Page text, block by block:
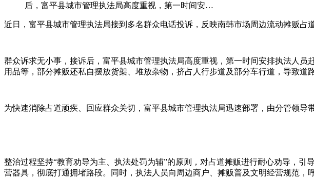
后，富平县城市管理执法局高度重视，第一时间安…
近日，富平县城市管理执法局接到多名群众电话投诉，反映南韩市场周边流动摊贩占
群众诉求无小事，接诉后，富平县城市管理执法局高度重视，第一时间安排执法人
用品等，部分摊贩还私自摆放货架、堆放杂物，挤占人行步道及部分车行道，导致道
为快速消除占道顽疾、回应群众关切，富平县城市管理执法局迅速部署，由分管领导
整治过程坚持“教育劝导为主、执法处罚为辅”的原则，对占道摊贩进行耐心劝导，
营器具，彻底打通拥堵路段。同时，执法人员向周边商户、摊贩普及文明经营规范